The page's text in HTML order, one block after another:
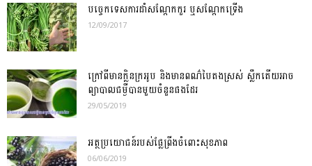
បច្ចេកទេសការដាំសណ្ដែកកួរ ឬសណ្ដែកទ្រើង
12/09/2017
ក្រៅពីមានក្លិនក្រអូប និងមានពណ៌បៃតងស្រស់ ស្លឹកតើយអាច
ព្យាបាលជម្ងឺបានមួយចំនួនផងដែរ
29/05/2019
អត្ថប្រយោជន៍​របស់​ផ្លែ​ព្រីង​ចំពោះ​សុខភាព
06/06/2019